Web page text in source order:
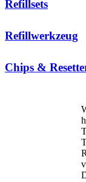
Refillsets
Refillwerkzeug
Chips &